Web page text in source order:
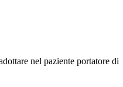
nel paziente portatore di